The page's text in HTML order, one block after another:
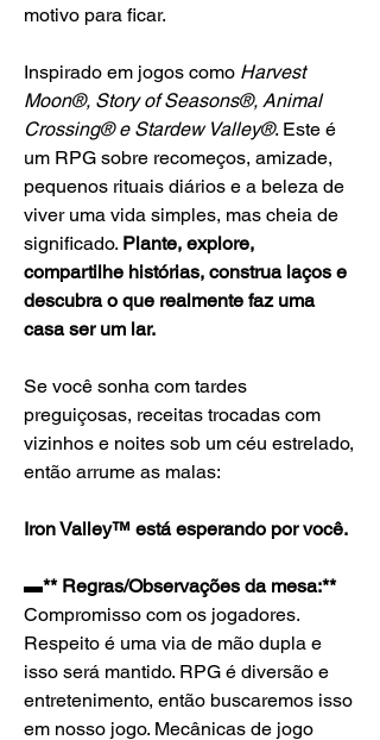
motivo para ficar.
Inspirado em jogos como Harvest
Moon®, Story of Seasons®, Animal
Crossing® e Stardew Valley®. Este é
um RPG sobre recomeços, amizade,
pequenos rituais diários e a beleza de
viver uma vida simples, mas cheia de
significado. Plante, explore,
compartilhe histórias, construa laços e
descubra o que realmente faz uma
casa ser um lar.
Se você sonha com tardes
preguiçosas, receitas trocadas com
vizinhos e noites sob um céu estrelado,
então arrume as malas:
Iron Valley™ está esperando por você.
▬** Regras/Observações da mesa:**
Compromisso com os jogadores.
Respeito é uma via de mão dupla e
isso será mantido. RPG é diversão e
entretenimento, então buscaremos isso
em nosso jogo. Mecânicas de jogo